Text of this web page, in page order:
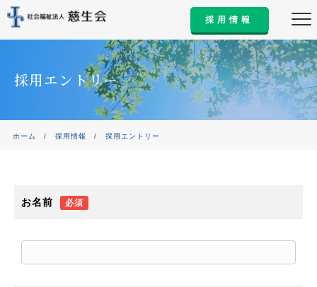
採用情報
採用エントリー
ホーム / 採用情報 / 採用エントリー
お名前 必須